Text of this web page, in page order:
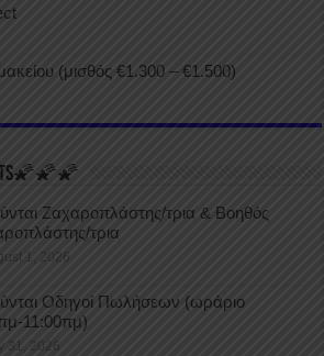
(μισθός €1.300 – €1.500)
Ζαχαροπλάστης/τρια & Βοηθός
τρια
1, 2026
Οδηγοί Πωλήσεων (ωράριο
11:00πμ)
31, 2026